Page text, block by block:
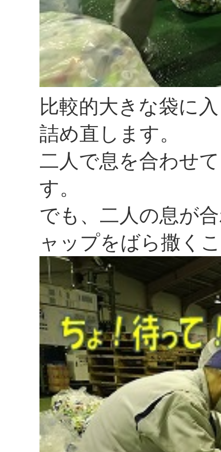
比較的大きな袋に
詰め直します。
二人で息を合わせ
す。
でも、二人の息が
ャップをばら撒く